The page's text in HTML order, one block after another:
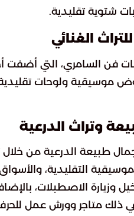
شتوية تقليدية.
الغنائي
فن السامري، التي أضفت
موسيقية ولوحات
وتراث الدرعية
طبيعة الدرعية من خلال
التقليدية، والأسواق
وزيارة الاصطبلات،
ذلك متاجر وورش عمل